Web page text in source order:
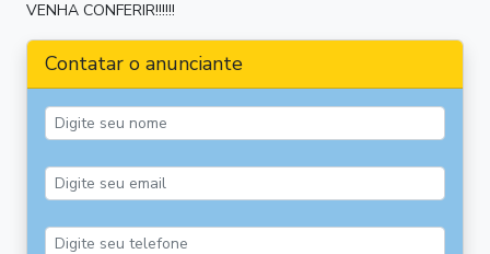
VENHA CONFERIR!!!!!!
Contatar o anunciante